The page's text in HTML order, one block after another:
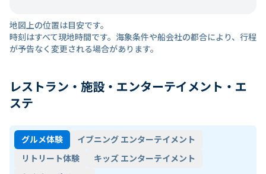
地図上の位置は目安です。
時刻はすべて現地時間です。海象条件や船会社の都合により、行程
が予告なく変更される場合があります。
レストラン・施設・エンターテイメント・エ
ステ
グルメ体験
イブニング エンターテイメント
リトリート体験
キッズ エンターテイメント